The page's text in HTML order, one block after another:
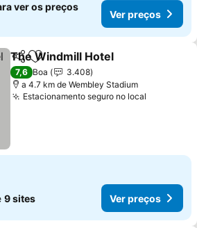
ver os preços
Ver preços
PartilharAdicionar aos favoritos
The Windmill Hotel
7,6 Boa
3.408
a 4.7 km de Wembley Stadium
Estacionamento seguro no local
9 sites Ver preços